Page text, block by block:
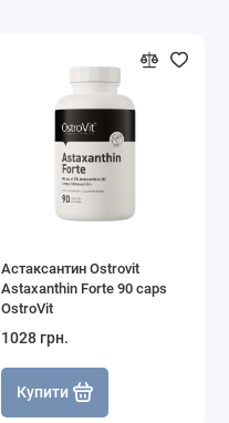
Астаксантин Ostrovit
Astaxanthin Forte 90 caps
OstroVit
1028 грн.
Купити